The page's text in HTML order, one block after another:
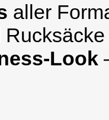
aller
Look